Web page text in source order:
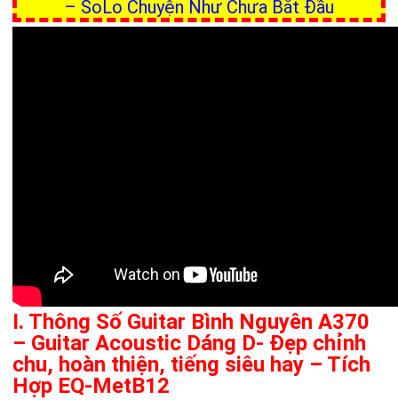
– SoLo Chuyện Như Chưa Bắt Đầu
I. Thông Số Guitar Bình Nguyên A370
– Guitar Acoustic Dáng D- Đẹp chỉnh
chu, hoàn thiện, tiếng siêu hay – Tích
Hợp EQ-MetB12